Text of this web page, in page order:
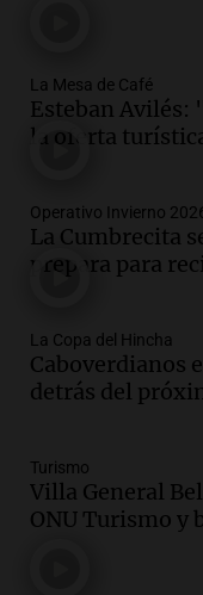
La Mesa de Café
Esteban Avilés:
la oferta
Operativo Invierno
La Cumbrecita
prepara para
La Copa del Hincha
Caboverdianos
detrás del
Turismo
Villa General
ONU Turismo y